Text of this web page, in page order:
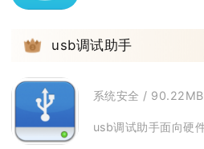
3 usb调试助手
系统安全 / 90.22MB